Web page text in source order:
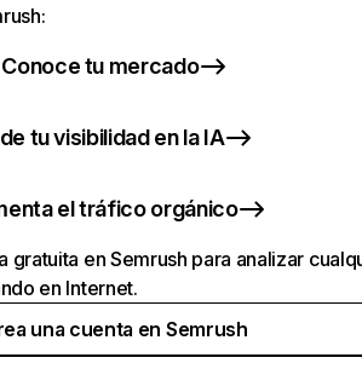
Conoce tu mercado
tu visibilidad en la IA
el tráfico orgánico
gratuita en Semrush para analizar
en Internet.
una cuenta en Semrush